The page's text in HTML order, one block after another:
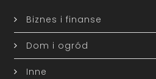
Biznes i finanse
Dom i ogród
Inne